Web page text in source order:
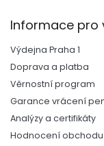
Informace pro
Výdejna Praha 1
Doprava a platba
Věrnostní program
Garance vrácení
Analýzy a certifikáty
Hodnocení obchodu